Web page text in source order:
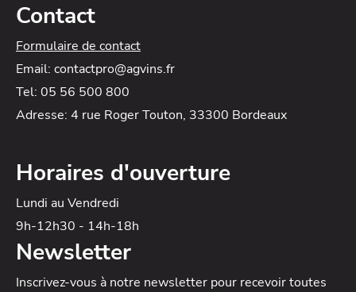
Contact
Formulaire de contact
Email: contactpro@agvins.fr
Tel: 05 56 500 800
Adresse: 4 rue Roger Touton, 33300 Bordeaux
Horaires d'ouverture
Lundi au Vendredi
9h-12h30 - 14h-18h
Newsletter
Inscrivez-vous à notre newsletter pour recevoir toutes